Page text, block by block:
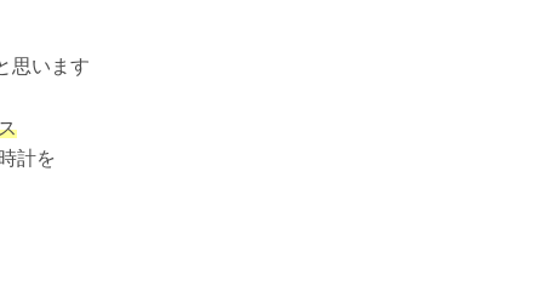
思います
計を